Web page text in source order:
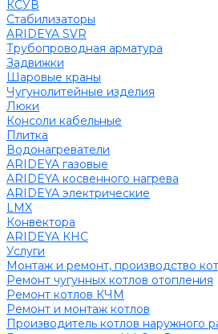
КСУВ
Стабилизаторы
ARIDEYA SVR
Трубопроводная арматура
Задвижки
Шаровые краны
Чугунолитейные изделия
Люки
Консоли кабельные
Плитка
Водонагреватели
ARIDEYA газовые
ARIDEYA косвенного нагрева
ARIDEYA электрические
LMX
Конвектора
ARIDEYA КНС
Услуги
Монтаж и ремонт, производство
Ремонт чугунных котлов отопления
Ремонт котлов КЧМ
Ремонт и монтаж котлов
Производитель котлов наружного